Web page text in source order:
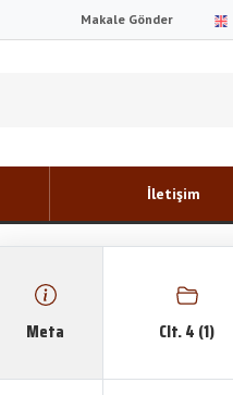
Makale Gönder
İletişim
Meta Clt. 4 (1)